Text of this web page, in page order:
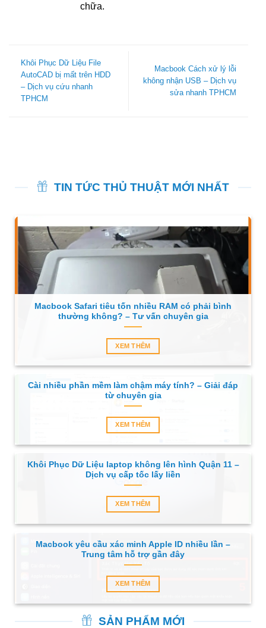
chữa.
Khôi Phục Dữ Liệu File
AutoCAD bị mất trên HDD
– Dịch vụ cứu nhanh
TPHCM
Macbook Cách xử lý lỗi
không nhận USB – Dịch vụ
sửa nhanh TPHCM
TIN TỨC THỦ THUẬT MỚI NHẤT
Macbook Safari tiêu tốn nhiều RAM có phải bình
thường không? – Tư vấn chuyên gia
XEM THÊM
Cài nhiều phần mềm làm chậm máy tính? – Giải đáp
từ chuyên gia
XEM THÊM
Khôi Phục Dữ Liệu laptop không lên hình Quận 11 –
Dịch vụ cấp tốc lấy liền
XEM THÊM
Macbook yêu cầu xác minh Apple ID nhiều lần –
Trung tâm hỗ trợ gần đây
XEM THÊM
SẢN PHẨM MỚI